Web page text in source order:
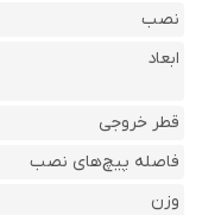
نصب
ابعاد
قطر خروجی
فاصله پیچ‌های نصب
وزن